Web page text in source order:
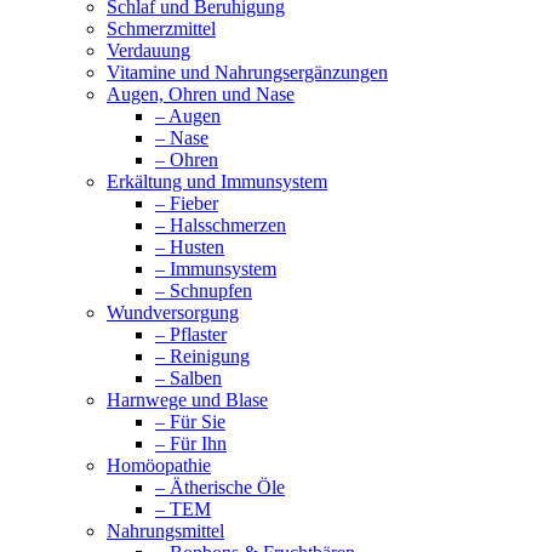
Schlaf und Beruhigung
Schmerzmittel
Verdauung
Vitamine und Nahrungsergänzungen
Augen, Ohren und Nase
– Augen
– Nase
– Ohren
Erkältung und Immunsystem
– Fieber
– Halsschmerzen
– Husten
– Immunsystem
– Schnupfen
Wundversorgung
– Pflaster
– Reinigung
– Salben
Harnwege und Blase
– Für Sie
– Für Ihn
Homöopathie
– Ätherische Öle
– TEM
Nahrungsmittel